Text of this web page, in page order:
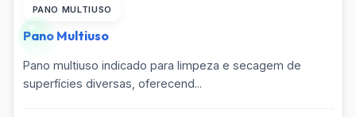
Limpa Alumínio
Limpa Vidros
PANO MULTIUSO
Pano Multiuso
Pano multiuso indicado para limpeza e secagem de
superfícies diversas, oferecend...